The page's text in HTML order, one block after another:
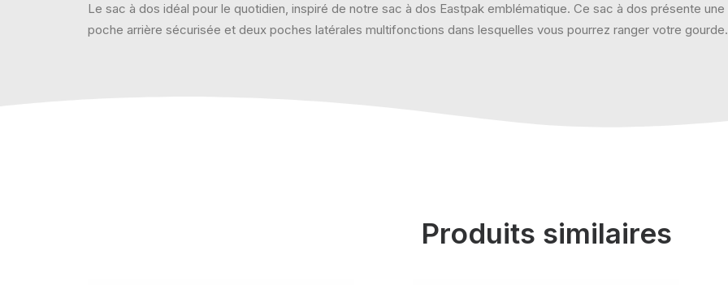
Le sac à dos idéal pour le quotidien, inspiré de notre sac à dos Eastpak emblématique. Ce sac à dos présente
poche arrière sécurisée et deux poches latérales multifonctions dans lesquelles vous pourrez ranger votre gourde.
Produits similaires